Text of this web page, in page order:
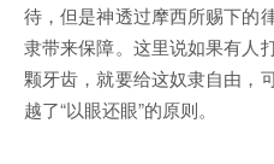
待，但是神透过摩西所赐下的
隶带来保障。这里说如果有人
颗牙齿，就要给这奴隶自由，
越了“以眼还眼”的原则。